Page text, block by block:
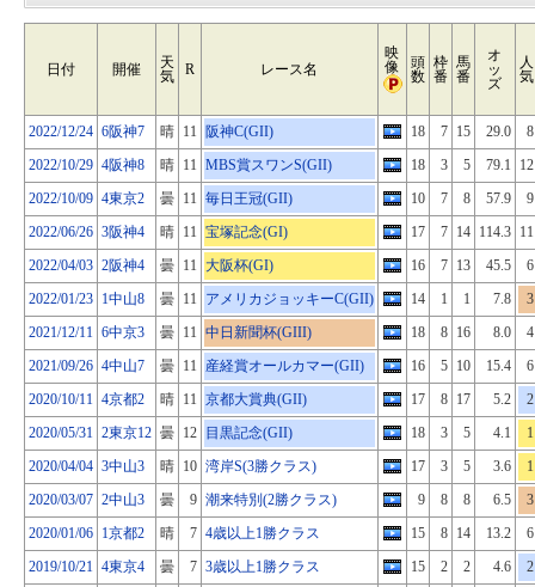
日付 開催
天
気
R レース名
映
像
頭
数
枠
番
馬
番
オ
ッ
ズ
人
気
2022/12/24 6阪神7 晴 11 阪神C(GII) 18 7 15 29.0
8
2022/10/29 4阪神8 晴 11 MBS賞スワンS(GII) 18 3 5 79.1
12
2022/10/09 4東京2 曇 11 毎日王冠(GII) 10 7 8 57.9
9
2022/06/26 3阪神4 晴 11 宝塚記念(GI) 17 7 14 114.3 11
2022/04/03 2阪神4 曇 11 大阪杯(GI) 16 7 13 45.5
6
2022/01/23 1中山8 曇 11 アメリカジョッキーC(GII) 14 1 1 7.8
3
2021/12/11 6中京3 曇 11 中日新聞杯(GIII) 18 8 16 8.0
4
2021/09/26 4中山7 曇 11 産経賞オールカマー(GII) 16 5 10 15.4
6
2020/10/11 4京都2 晴 11 京都大賞典(GII) 17 8 17 5.2
2
2020/05/31 2東京12 曇 12 目黒記念(GII) 18 3 5 4.1
1
2020/04/04 3中山3 晴 10 湾岸S(3勝クラス) 17 3 5 3.6
1
2020/03/07 2中山3 曇 9 潮来特別(2勝クラス) 9 8 8 6.5
3
2020/01/06 1京都2 晴 7 4歳以上1勝クラス 15 8 14 13.2
6
2019/10/21 4東京4 曇 7 3歳以上1勝クラス 15 2 2 4.6
2